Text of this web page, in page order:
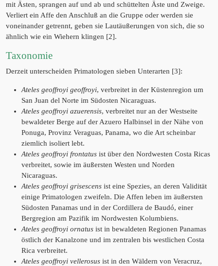
mit Ästen, sprangen auf und ab und schüttelten Äste und Zweige.
Verliert ein Affe den Anschluß an die Gruppe oder werden sie
voneinander getrennt, geben sie Lautäußerungen von sich, die so
ähnlich wie ein Wiehern klingen [2].
Taxonomie
Derzeit unterscheiden Primatologen sieben Unterarten [3]:
Ateles geoffroyi geoffroyi, verbreitet in der Küstenregion um
San Juan del Norte im Südosten Nicaraguas.
Ateles geoffroyi azuerensis, verbreitet nur an der Westseite
bewaldeter Berge auf der Azuero Halbinsel in der Nähe von
Ponuga, Provinz Veraguas, Panama, wo die Art scheinbar
ziemlich isoliert lebt.
Ateles geoffroyi frontatus ist über den Nordwesten Costa Ricas
verbreitet, sowie im äußersten Westen und Norden
Nicaraguas.
Ateles geoffroyi grisescens ist eine Spezies, an deren Validität
einige Primatologen zweifeln. Die Affen leben im äußersten
Südosten Panamas und in der Cordillera de Baudó, einer
Bergregion am Pazifik im Nordwesten Kolumbiens.
Ateles geoffroyi ornatus ist in bewaldeten Regionen Panamas
östlich der Kanalzone und im zentralen bis westlichen Costa
Rica verbreitet.
Ateles geoffroyi vellerosus ist in den Wäldern von Veracruz,